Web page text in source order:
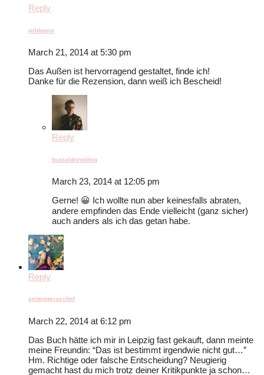
Reply
wildgans
March 21, 2014 at 5:30 pm
Das Außen ist hervorragend gestaltet, finde ich!
Danke für die Rezension, dann weiß ich Bescheid!
Reply
buzzaldrinsblog
March 23, 2014 at 12:05 pm
Gerne! 😀 Ich wollte nun aber keinesfalls abraten,
andere empfinden das Ende vielleicht (ganz sicher)
auch anders als ich das getan habe.
Reply
seitengeraschel
March 22, 2014 at 6:12 pm
Das Buch hätte ich mir in Leipzig fast gekauft, dann meinte
meine Freundin: “Das ist bestimmt irgendwie nicht gut…”
Hm. Richtige oder falsche Entscheidung? Neugierig
gemacht hast du mich trotz deiner Kritikpunkte ja schon…